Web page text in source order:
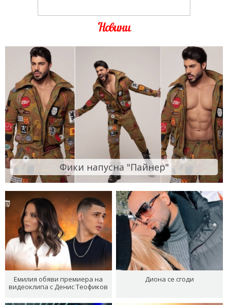
Новини
Фики напусна "Пайнер"
Емилия обяви премиера на
видеоклипа с Денис Теофиков
Диона се сгоди